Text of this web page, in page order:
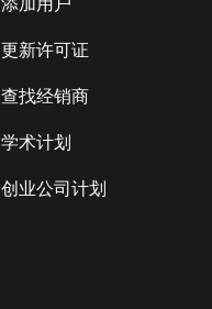
更新许可证
查找经销商
学术计划
创业公司计划